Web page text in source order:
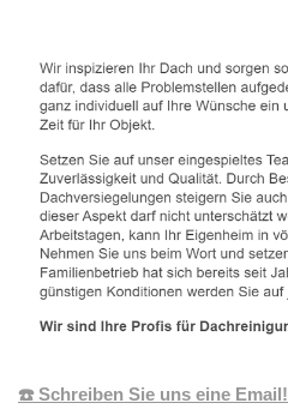
☎️ Schreiben Sie uns eine Email!